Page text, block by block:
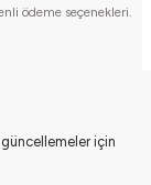
ödeme seçenekleri.
için